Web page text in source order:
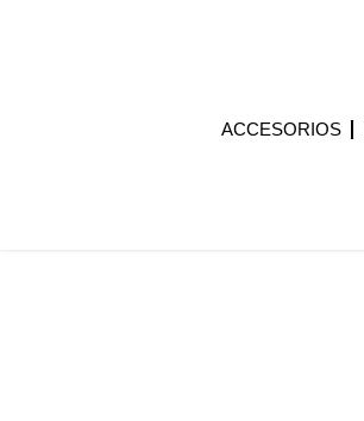
ACCESORIOS